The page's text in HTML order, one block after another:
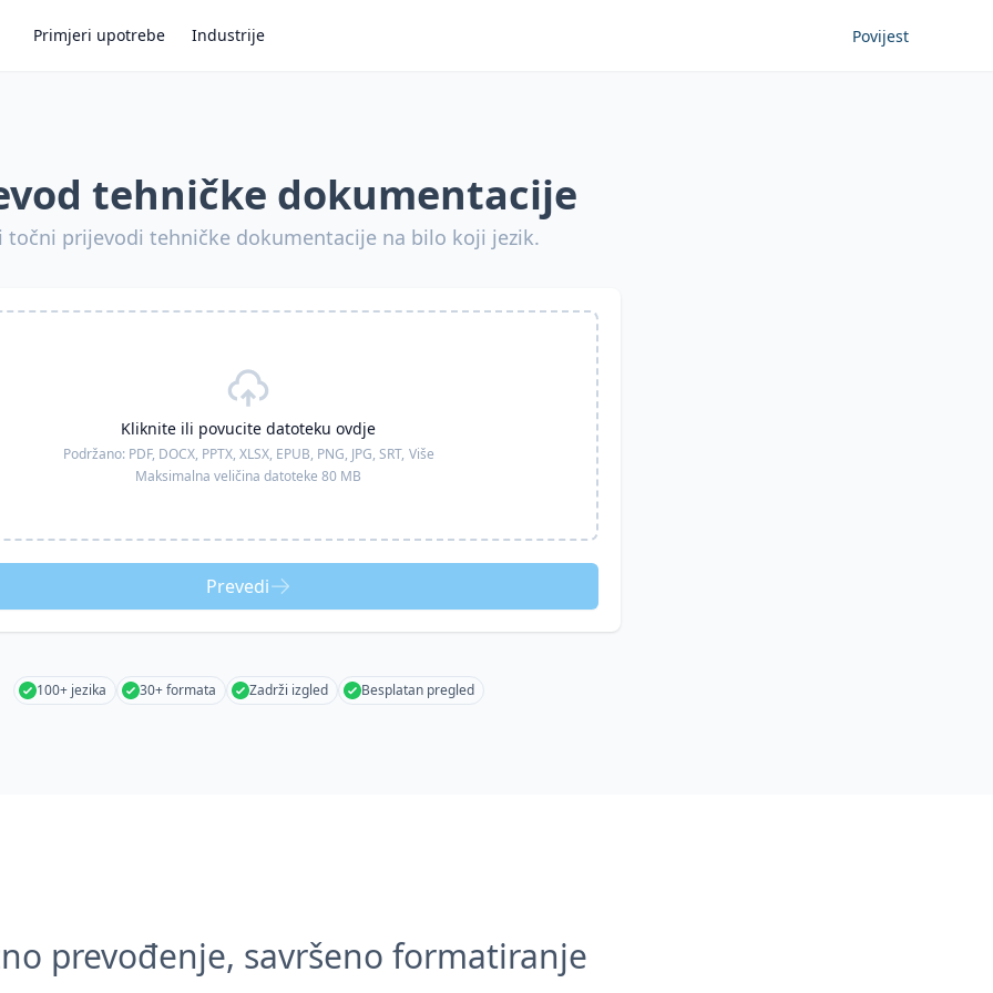
Primjeri upotrebe Industrije Povijest
tehničke dokumentacije
točni prijevodi tehničke dokumentacije na bilo koji jezik.
Kliknite ili povucite datoteku ovdje
Podržano: PDF, DOCX, PPTX, XLSX, EPUB, PNG, JPG, SRT, Više
Maksimalna veličina datoteke 80 MB
Prevedi
100+ jezika 30+ formata Zadrži izgled Besplatan pregled
prevođenje, savršeno formatiranje